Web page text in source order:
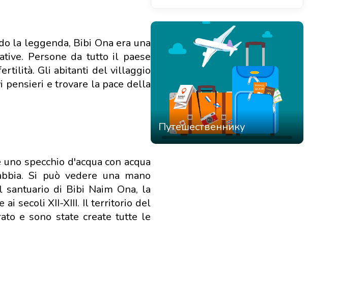
la leggenda, Bibi Ona era una
Persone da tutto il paese
Gli abitanti del villaggio
pensieri e trovare la pace della
specchio d'acqua con acqua
Si può vedere una mano
di Bibi Naim Ona, la
ai secoli XII-XIII. Il territorio del
e sono state create tutte le
Путешественнику